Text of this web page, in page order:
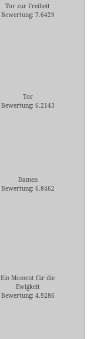
Tor zur Freiheit
Bewertung: 7.6429
Tor
Bewertung: 6.2143
Damen
Bewertung: 6.8462
Ein Moment für die
Ewigkeit
Bewertung: 4.9286